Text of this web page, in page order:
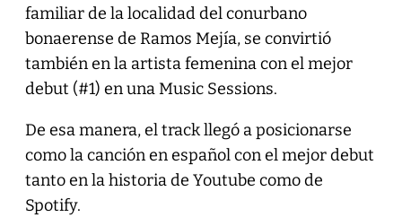
familiar de la localidad del conurbano
bonaerense de Ramos Mejía, se convirtió
también en la artista femenina con el mejor
debut (#1) en una Music Sessions.
De esa manera, el track llegó a posicionarse
como la canción en español con el mejor debut
tanto en la historia de Youtube como de
Spotify.